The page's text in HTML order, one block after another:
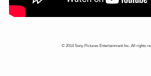
© 2014 Sony Pictures Entertainment Inc. All rights